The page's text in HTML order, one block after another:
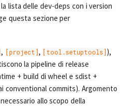
lista delle dev-deps con i version
questa sezione per
, [project], [tool.setuptools] ),
la pipeline di release
+ build di wheel e sdist +
conventional commits). Argomento
allo scopo della